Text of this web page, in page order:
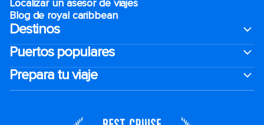
Localizar un asesor de viajes
Blog de royal caribbean
Destinos
Puertos populares
Prepara tu viaje